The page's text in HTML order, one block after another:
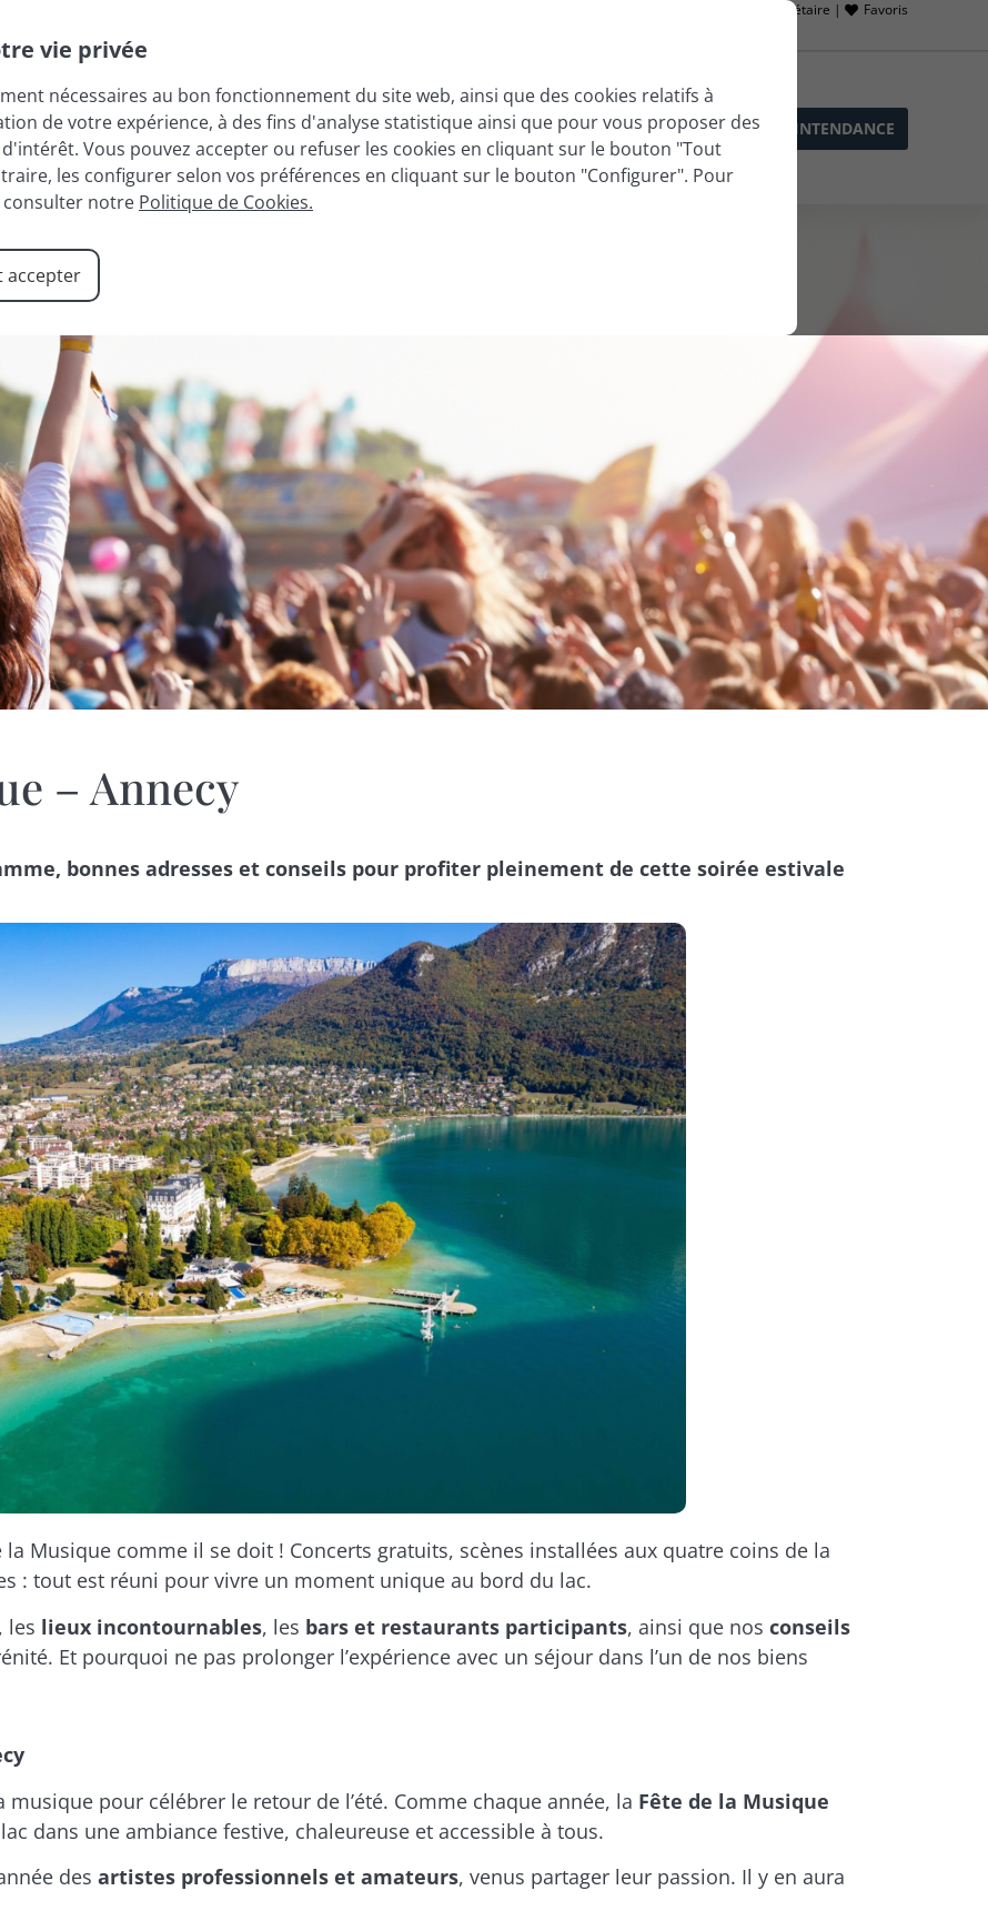
Accès propriétaire | Favoris
ALPES DU NORD RÉSIDENCES AGENCE SERVICES DE SOPHIE BLOG LLA INTENDANCE
– Annecy
bonnes adresses et conseils pour profiter pleinement de cette soirée estivale
la Musique comme il se doit ! Concerts gratuits, scènes installées aux quatre coins de la
: tout est réuni pour vivre un moment unique au bord du lac.
, les lieux incontournables, les bars et restaurants participants, ainsi que nos conseils
Et pourquoi ne pas prolonger l’expérience avec un séjour dans l’un de nos biens
pour célébrer le retour de l’été. Comme chaque année, la Fête de la Musique
dans une ambiance festive, chaleureuse et accessible à tous.
des artistes professionnels et amateurs, venus partager leur passion. Il y en aura
vie privée
nécessaires au bon fonctionnement du site web, ainsi que des cookies relatifs à
de votre expérience, à des fins d'analyse statistique ainsi que pour vous proposer des
Vous pouvez accepter ou refuser les cookies en cliquant sur le bouton "Tout
les configurer selon vos préférences en cliquant sur le bouton "Configurer". Pour
notre Politique de Cookies.
accepter